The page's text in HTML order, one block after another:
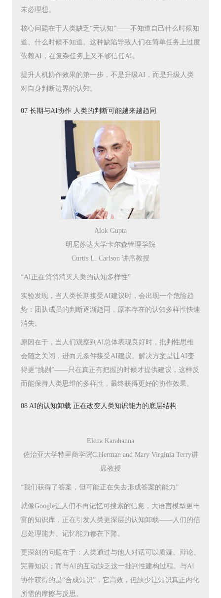
未必理想。
核心问题在于人类缺乏“元认知”——不知道自己什么时候知
道、什么时候不知道。这种缺陷导致人们在简单任务上过度
依赖AI，在复杂任务上又不够信任AI。
提升人机协作效果的第一步，不是升级AI，而是升级人类
对自身判断边界的认知。
07 长期与AI协作 人类的判断可能越来越趋同
Alok Gupta
明尼苏达大学卡尔森管理学院
Curtis L. Carlson 讲席教授
“AI正在悄悄消灭人类的认知多样性”
实验发现，当人类长期接受AI建议时，会出现一个危险趋
势：团队成员的判断逐渐趋同，原本存在的认知多样性快速
消失。
原因在于，当人们观察到AI总体表现良好时，批判性思维
会随之关闭，进而无条件接受AI建议。解决方案是让AI变
得更“挑剔”——只在真正有把握的时候才提供建议，这样反
而能保持人类思维的多样性，最终获得更好的协作效果。
08 AI的认知卸载 正在改变人类知识能力的底层结构
Elena Karahanna
佐治亚大学特里商学院C.Herman and Mary Virginia Terry讲
席教授
“我们获得了答案，但可能正在失去形成答案的能力”
就像Google让人们不再记忆可搜索的信息，大语言模型更丰
富的知识库，正在引发人类更深层的认知卸载——人们的信
息处理能力、记忆能力都在下降。
更深刻的问题在于：人类通过与他人对话可以质疑、辩论、
完善知识；而与AI的互动缺乏这一批判性建构过程。与AI
协作获得的是“合成知识”，它高效，但缺少让知识真正内化
所需的摩擦与反思。